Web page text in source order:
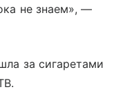
не знаем», —
за сигаретами